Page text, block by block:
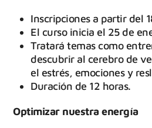
Inscripciones a partir del
El curso inicia el 25 de
Tratará temas como
descubrir al cerebro de
el estrés, emociones y
Duración de 12 horas.
Optimizar nuestra energía